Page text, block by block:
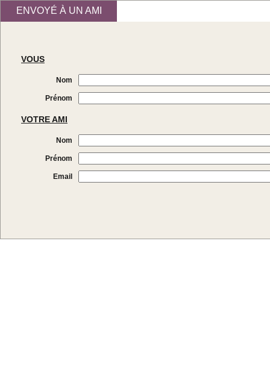
ENVOYÉ À UN AMI
VOUS
Nom
Prénom
VOTRE AMI
Nom
Prénom
Email